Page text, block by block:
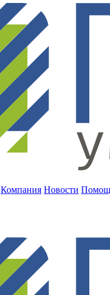
Компания Новости